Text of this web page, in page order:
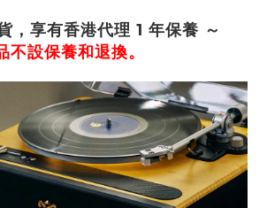
，享有香港代理 1 年保養 ～
設保養和退換。